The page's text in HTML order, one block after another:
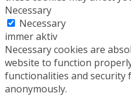
Necessary
Necessary
immer aktiv
Necessary cookies are
website to function
functionalities and security
anonymously.